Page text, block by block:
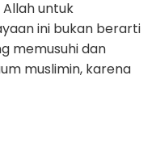
untuk
ini bukan berarti
memusuhi dan
muslimin, karena